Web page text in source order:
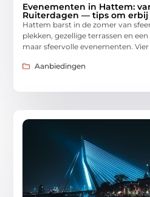
Evenementen in Hattem:
Ruiterdagen — tips om erbij
Hattem barst in de zomer van
plekken, gezellige terrassen en
maar sfeervolle evenementen.
Aanbiedingen